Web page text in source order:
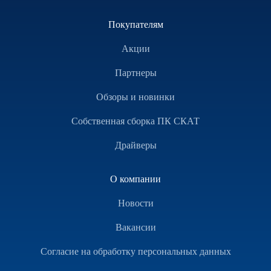
Покупателям
Акции
Партнеры
Обзоры и новинки
Собственная сборка ПК СКАТ
Драйверы
О компании
Новости
Вакансии
Согласие на обработку персональных данных